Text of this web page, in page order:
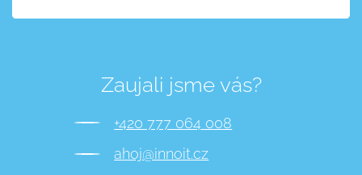
Zaujali jsme vás?
+420 777 064 008
ahoj@innoit.cz